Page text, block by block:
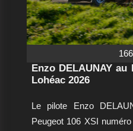
166
Enzo DELAUNAY
Lohéac 2026
Le pilote Enzo
Peugeot 106 XSI